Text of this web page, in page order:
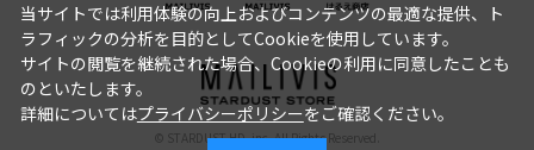
© STARDUST HD. inc. All Rights Reserved.
当サイトでは利用体験の向上およびコンテンツの最適な提供、ト
ラフィックの分析を目的としてCookieを使用しています。
サイトの閲覧を継続された場合、Cookieの利用に同意したことも
のといたします。
詳細についてはプライバシーポリシーをご確認ください。